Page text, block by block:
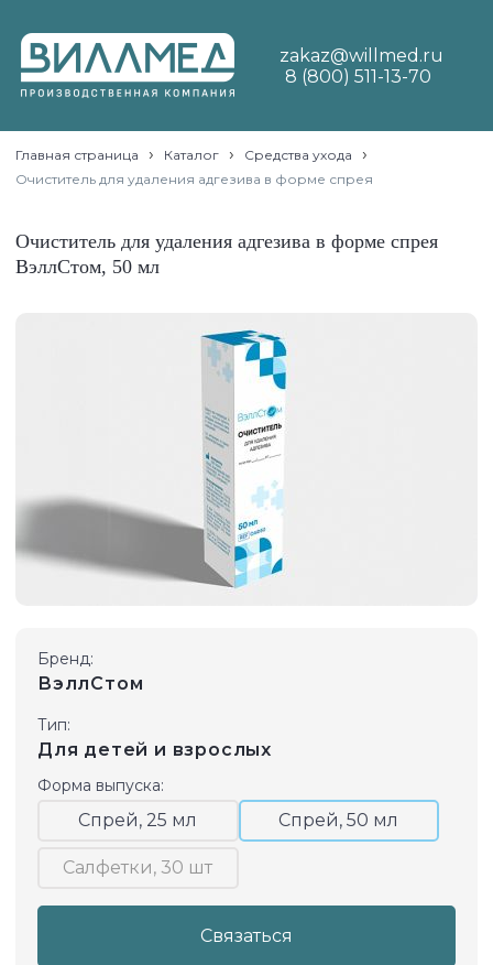
zakaz@willmed.ru
8 (800) 511-13-70
Главная страница › Каталог › Средства ухода ›
Очиститель для удаления адгезива в форме спрея
Очиститель для удаления адгезива в форме спрея
ВэллСтом, 50 мл
Бренд:
ВэллСтом
Тип:
Для детей и взрослых
Форма выпуска:
Спрей, 25 мл Спрей, 50 мл
Салфетки, 30 шт
Связаться